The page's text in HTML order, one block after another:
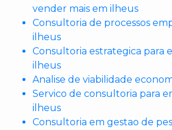
vender mais em ilheus
Consultoria de processos
ilheus
Consultoria estrategica para
ilheus
Analise de viabilidade
Servico de consultoria para
ilheus
Consultoria em gestao de